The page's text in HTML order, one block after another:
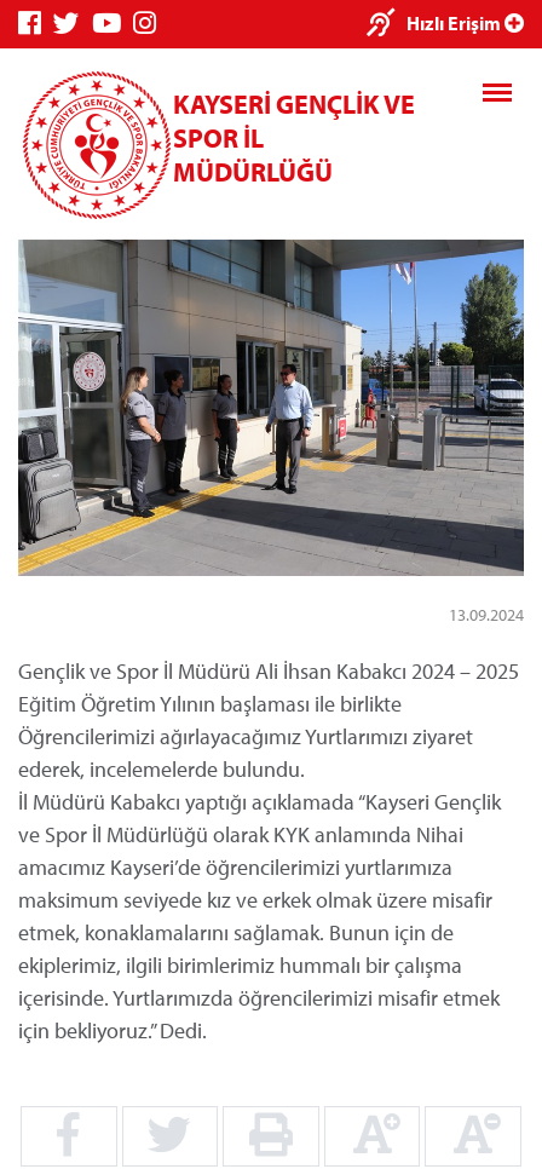
Hızlı Erişim
KAYSERİ GENÇLİK VE
SPOR İL
MÜDÜRLÜĞÜ
13.09.2024
Gençlik ve Spor İl Müdürü Ali İhsan Kabakcı 2024 – 2025
Eğitim Öğretim Yılının başlaması ile birlikte
Öğrencilerimizi ağırlayacağımız Yurtlarımızı ziyaret
ederek, incelemelerde bulundu.
İl Müdürü Kabakcı yaptığı açıklamada “Kayseri Gençlik
ve Spor İl Müdürlüğü olarak KYK anlamında Nihai
amacımız Kayseri’de öğrencilerimizi yurtlarımıza
maksimum seviyede kız ve erkek olmak üzere misafir
etmek, konaklamalarını sağlamak. Bunun için de
ekiplerimiz, ilgili birimlerimiz hummalı bir çalışma
içerisinde. Yurtlarımızda öğrencilerimizi misafir etmek
için bekliyoruz.” Dedi.
×
Genç Bilgi
Sistemi
Spor Bilgi
Sistemi
Kredi/Yurt
İşlemleri
Kredi/Yurt E-
Ödeme